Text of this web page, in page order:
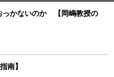
っかないのか 【岡嶋教授の
南】